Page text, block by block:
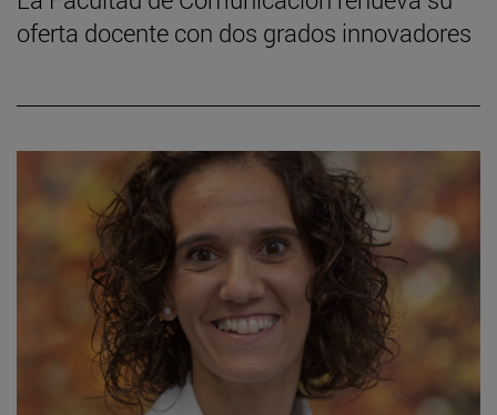
oferta docente con dos grados innovadores